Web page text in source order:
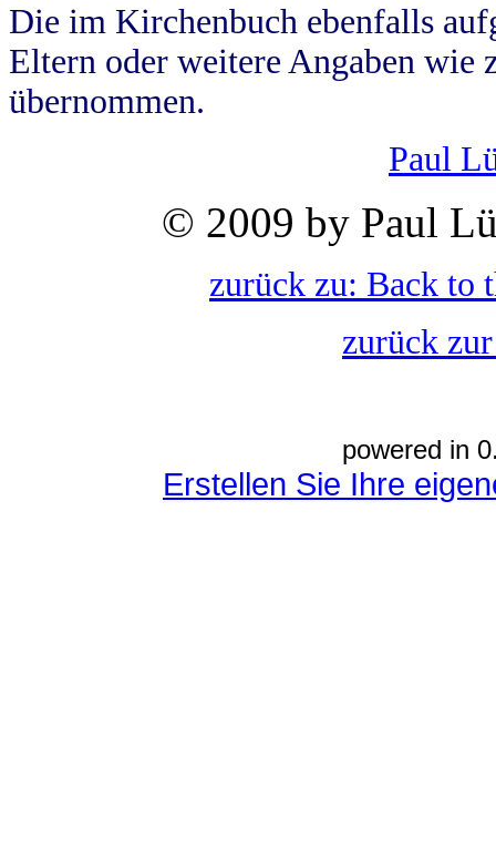
Die im Kirchenbuch ebenfalls
Eltern oder weitere Angaben wie
übernommen.
Paul
© 2009 by Paul
zurück zu: Back to
zurück
powered in
Erstellen Sie Ihre